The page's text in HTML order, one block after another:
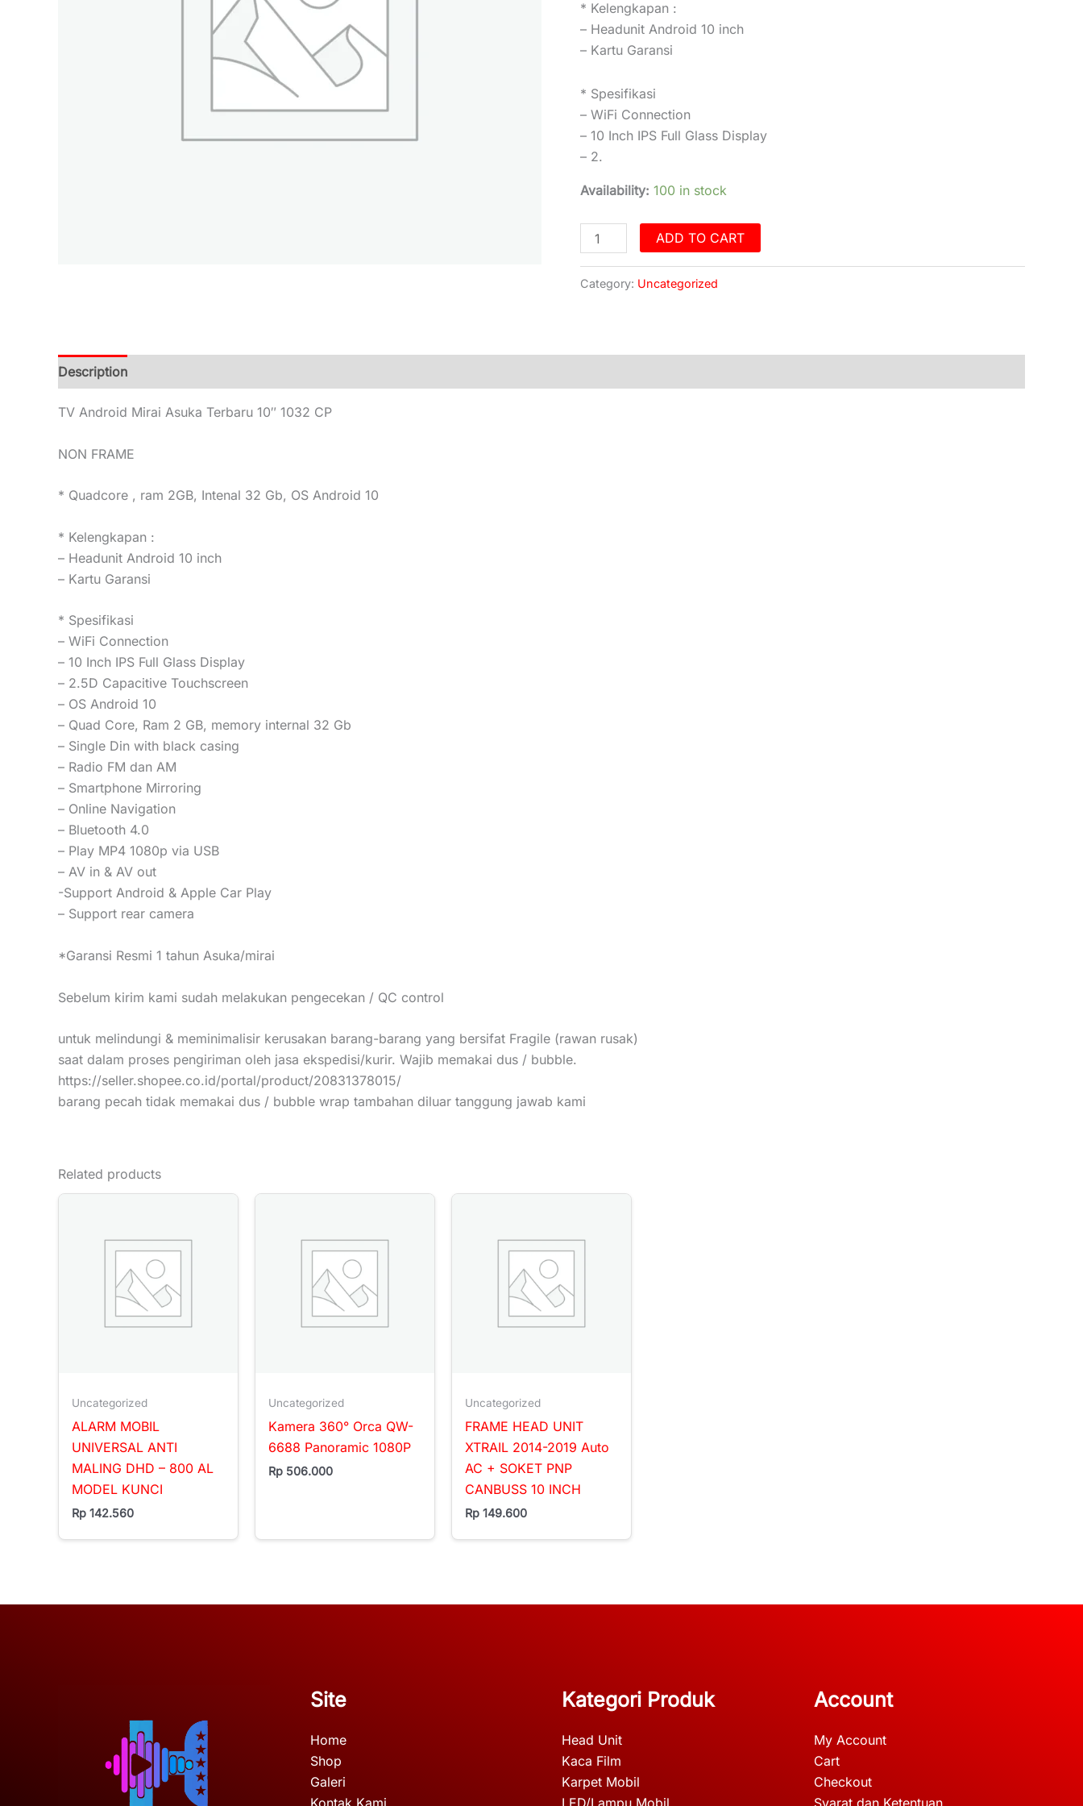
* Kelengkapan :
– Headunit Android 10 inch
– Kartu Garansi
* Spesifikasi
– WiFi Connection
– 10 Inch IPS Full Glass Display
– 2.
Availability: 100 in stock
ADD TO CART
Category: Uncategorized
Description
TV Android Mirai Asuka Terbaru 10″ 1032 CP
NON FRAME
* Quadcore , ram 2GB, Intenal 32 Gb, OS Android 10
* Kelengkapan :
– Headunit Android 10 inch
– Kartu Garansi
* Spesifikasi
– WiFi Connection
– 10 Inch IPS Full Glass Display
– 2.5D Capacitive Touchscreen
– OS Android 10
– Quad Core, Ram 2 GB, memory internal 32 Gb
– Single Din with black casing
– Radio FM dan AM
– Smartphone Mirroring
– Online Navigation
– Bluetooth 4.0
– Play MP4 1080p via USB
– AV in & AV out
-Support Android & Apple Car Play
– Support rear camera
*Garansi Resmi 1 tahun Asuka/mirai
Sebelum kirim kami sudah melakukan pengecekan / QC control
untuk melindungi & meminimalisir kerusakan barang-barang yang bersifat Fragile (rawan rusak)
saat dalam proses pengiriman oleh jasa ekspedisi/kurir. Wajib memakai dus / bubble.
https://seller.shopee.co.id/portal/product/20831378015/
barang pecah tidak memakai dus / bubble wrap tambahan diluar tanggung jawab kami
Related products
Uncategorized
ALARM MOBIL
UNIVERSAL ANTI
MALING DHD – 800 AL
MODEL KUNCI
Rp 142.560
Uncategorized
Kamera 360° Orca QW-
6688 Panoramic 1080P
Rp 506.000
Uncategorized
FRAME HEAD UNIT
XTRAIL 2014-2019 Auto
AC + SOKET PNP
CANBUSS 10 INCH
Rp 149.600
Site
Home
Shop
Galeri
Kontak Kami
Kategori Produk
Head Unit
Kaca Film
Karpet Mobil
LED/Lampu Mobil
Account
My Account
Cart
Checkout
Syarat dan Ketentuan